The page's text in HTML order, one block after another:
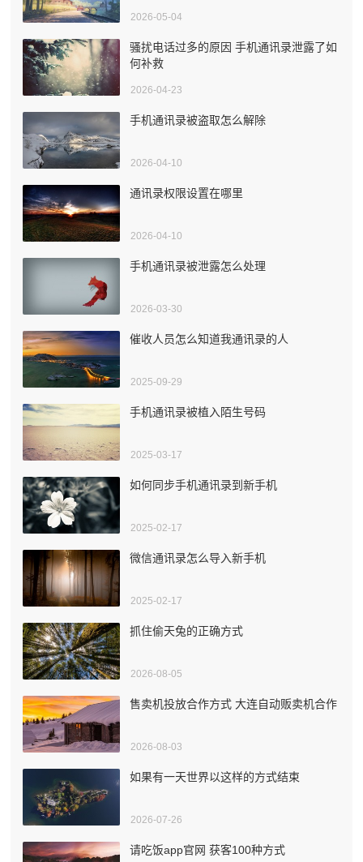
2026-05-04
骚扰电话过多的原因 手机通讯录泄露了如
何补救
2026-04-23
手机通讯录被盗取怎么解除
2026-04-10
通讯录权限设置在哪里
2026-04-10
手机通讯录被泄露怎么处理
2026-03-30
催收人员怎么知道我通讯录的人
2025-09-29
手机通讯录被植入陌生号码
2025-03-17
如何同步手机通讯录到新手机
2025-02-17
微信通讯录怎么导入新手机
2025-02-17
抓住偷天兔的正确方式
2026-08-05
售卖机投放合作方式 大连自动贩卖机合作
2026-08-03
如果有一天世界以这样的方式结束
2026-07-26
请吃饭app官网 获客100种方式